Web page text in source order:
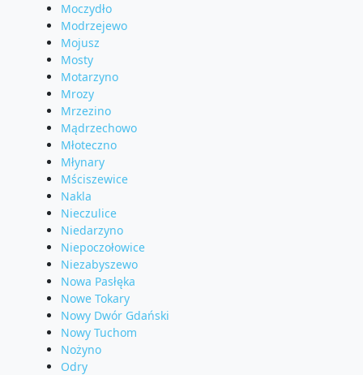
Moczydło
Modrzejewo
Mojusz
Mosty
Motarzyno
Mrozy
Mrzezino
Mądrzechowo
Młoteczno
Młynary
Mściszewice
Nakla
Nieczulice
Niedarzyno
Niepoczołowice
Niezabyszewo
Nowa Pasłęka
Nowe Tokary
Nowy Dwór Gdański
Nowy Tuchom
Nożyno
Odry